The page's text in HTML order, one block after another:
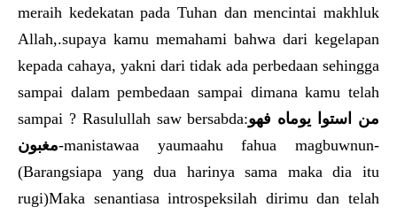
meraih kedekatan pada Tuhan dan mencintai makhluk
Allah,.supaya kamu memahami bahwa dari kegelapan
kepada cahaya, yakni dari tidak ada perbedaan sehingga
sampai dalam pembedaan sampai dimana kamu telah
sampai ? Rasulullah saw bersabda:من استوا يوماه فهو
مغبون-manistawaa yaumaahu fahua magbuwnun-
(Barangsiapa yang dua harinya sama maka dia itu
rugi)Maka senantiasa introspeksilah dirimu dan telah